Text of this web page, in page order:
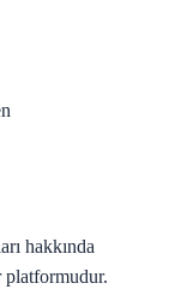
hakkında
platformudur.